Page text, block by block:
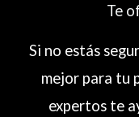
Te
Si no estás
mejor para tu
expertos te